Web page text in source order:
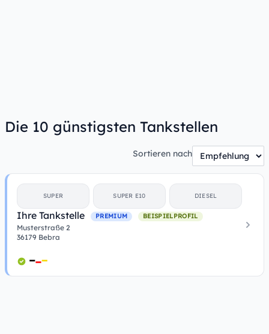
Die 10 günstigsten Tankstellen
Sortieren nach
SUPER SUPER E10 DIESEL
Ihre Tankstelle PREMIUM BEISPIELPROFIL
Musterstraße 2
36179 Bebra